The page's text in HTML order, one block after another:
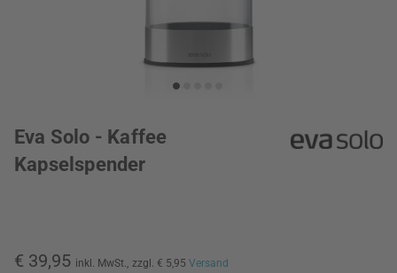
Eva Solo - Kaffee
Kapselspender
€ 39,95 inkl. MwSt., zzgl. € 5,95 Versand